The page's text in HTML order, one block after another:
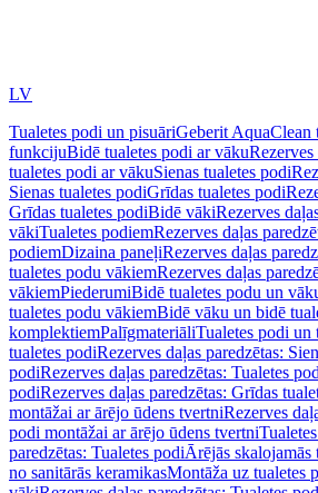
LV
Tualetes podi un pisuāriGeberit AquaClean
funkcijuBidē tualetes podi ar vākuRezerves
tualetes podi ar vākuSienas tualetes podi
Sienas tualetes podiGrīdas tualetes podi
Grīdas tualetes podiBidē vākiRezerves
vākiTualetes podiemRezerves daļas
podiemDizaina paneļiRezerves daļas
tualetes podu vākiemRezerves daļas
vākiemPiederumiBidē tualetes podu un
tualetes podu vākiemBidē vāku un bidē
komplektiemPalīgmateriāliTualetes podi un
tualetes podiRezerves daļas paredzētas:
podiRezerves daļas paredzētas: Tualetes
podiRezerves daļas paredzētas: Grīdas
montāžai ar ārējo ūdens tvertniRezerves
podi montāžai ar ārējo ūdens tvertni
paredzētas: Tualetes podiĀrējās skalojamās
no sanitārās keramikasMontāža uz tualetes